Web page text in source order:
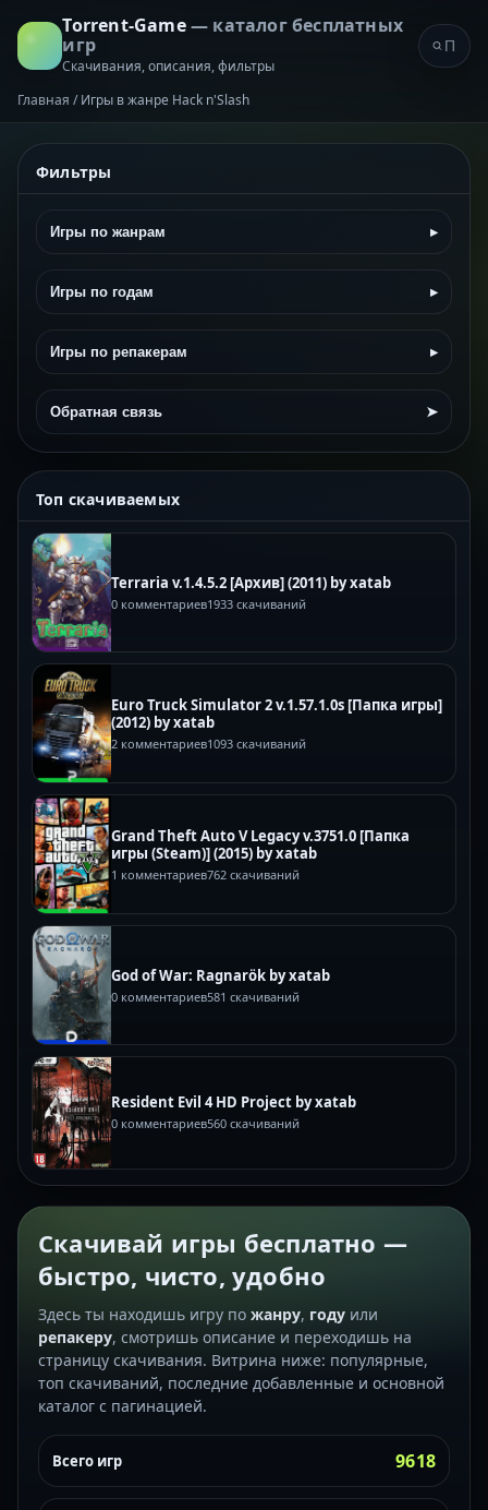
Torrent-Game— каталог бесплатных
игр
Скачивания, описания, фильтры
Главная / Игры в жанре Hack n'Slash
Фильтры
Игры по жанрам ▸
Игры по годам ▸
Игры по репакерам ▸
Обратная связь ➤
Топ скачиваемых
Terraria v.1.4.5.2 [Архив] (2011) by xatab
0 комментариев1933 скачиваний
Euro Truck Simulator 2 v.1.57.1.0s [Папка игры]
(2012) by xatab
2 комментариев1093 скачиваний
Grand Theft Auto V Legacy v.3751.0 [Папка
игры (Steam)] (2015) by xatab
1 комментариев762 скачиваний
God of War: Ragnarök by xatab
0 комментариев581 скачиваний
Resident Evil 4 HD Project by xatab
0 комментариев560 скачиваний
Скачивай игры бесплатно —
быстро, чисто, удобно
Здесь ты находишь игру по жанру, году или
репакеру, смотришь описание и переходишь на
страницу скачивания. Витрина ниже: популярные,
топ скачиваний, последние добавленные и основной
каталог с пагинацией.
Всего игр 9618